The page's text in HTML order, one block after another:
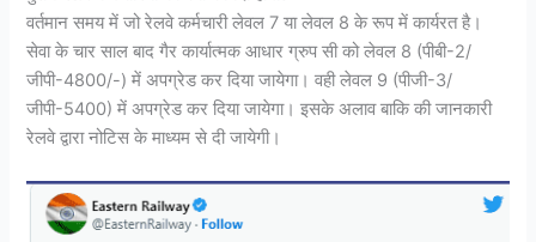
वर्तमान समय में जो रेलवे कर्मचारी लेवल 7 या लेवल 8 के रूप में कार्यरत है।
सेवा के चार साल बाद गैर कार्यात्मक आधार ग्रुप सी को लेवल 8 (पीबी-2/
जीपी-4800/-) में अपग्रेड कर दिया जायेगा। वही लेवल 9 (पीजी-3/
जीपी-5400) में अपग्रेड कर दिया जायेगा। इसके अलाव बाकि की जानकारी
रेलवे द्वारा नोटिस के माध्यम से दी जायेगी।